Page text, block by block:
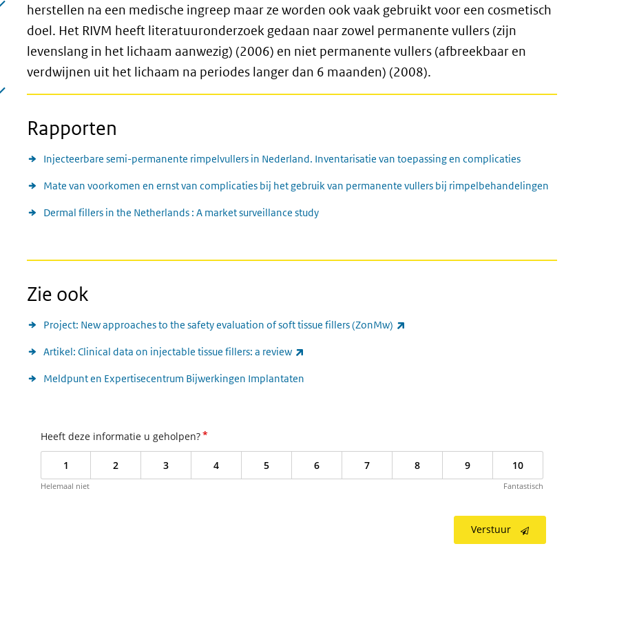
herstellen na een medische ingreep maar ze worden ook vaak gebruikt voor een cosmetisch
doel. Het RIVM heeft literatuuronderzoek gedaan naar zowel permanente vullers (zijn
levenslang in het lichaam aanwezig) (2006) en niet permanente vullers (afbreekbaar en
verdwijnen uit het lichaam na periodes langer dan 6 maanden) (2008).
Rapporten
Injecteerbare semi-permanente rimpelvullers in Nederland. Inventarisatie van toepassing en complicaties
Mate van voorkomen en ernst van complicaties bij het gebruik van permanente vullers bij rimpelbehandelingen
Dermal fillers in the Netherlands : A market surveillance study
Zie ook
Project: New approaches to the safety evaluation of soft tissue fillers (ZonMw)
Artikel: Clinical data on injectable tissue fillers: a review
Meldpunt en Expertisecentrum Bijwerkingen Implantaten
Heeft deze informatie u geholpen?*
1 2 3 4 5 6 7 8 9 10
Helemaal niet Fantastisch
Verstuur